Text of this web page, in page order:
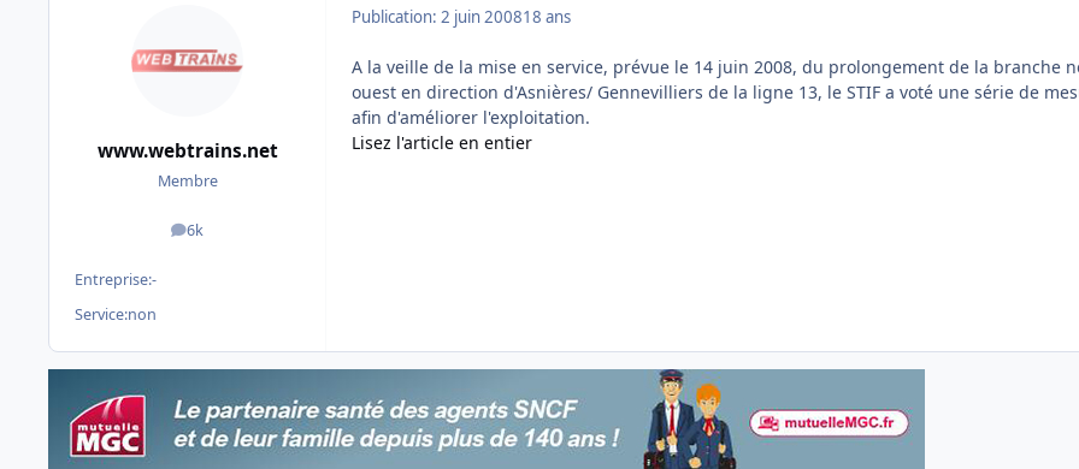
www.webtrains.net
Membre
6k
messages
Entreprise:-
Service:non
Publication: 2 juin 200818 ans
A la veille de la mise en service, prévue le 14 juin 2008, du prolongement de la branche
ouest en direction d'Asnières/ Gennevilliers de la ligne 13, le STIF a voté une série de
afin d'améliorer l'exploitation.
Lisez l'article en entier